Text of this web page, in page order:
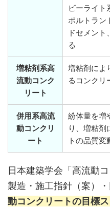
ビーライト
ポルトラン
ドセメン
る
増粘剤系高
流動コンク
リート
増粘剤によ
るコンクリ
併用系高流
動コンクリ
ート
紛体量を増
り、増粘剤
トの品質
日本建築学会「高流動
製造・施工指針（案）
動コンクリートの目標